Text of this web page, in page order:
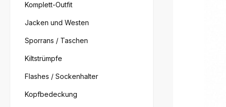
Komplett-Outfit
Jacken und Westen
Sporrans / Taschen
Kiltstrümpfe
Flashes / Sockenhalter
Kopfbedeckung